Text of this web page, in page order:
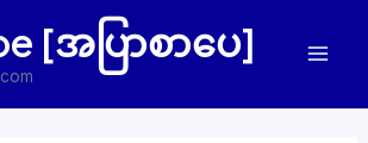
[အပြာစာပေ]